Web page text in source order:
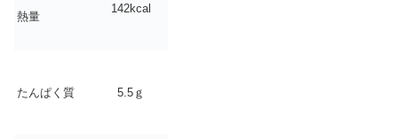
熱量
142kcal
たんぱく質 5.5ｇ